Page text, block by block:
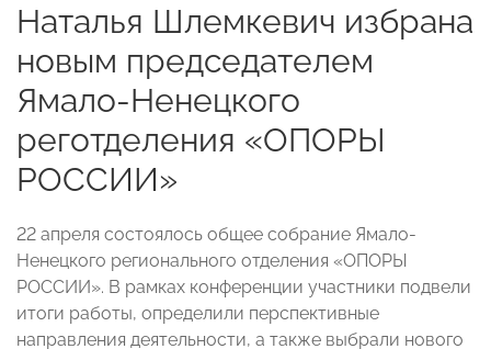
Наталья Шлемкевич избрана
новым председателем
Ямало-Ненецкого
реготделения «ОПОРЫ
РОССИИ»
22 апреля состоялось общее собрание Ямало-
Ненецкого регионального отделения «ОПОРЫ
РОССИИ». В рамках конференции участники подвели
итоги работы, определили перспективные
направления деятельности, а также выбрали нового